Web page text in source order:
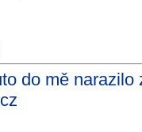
do mě